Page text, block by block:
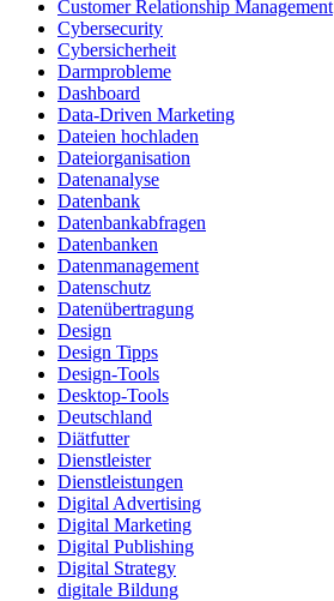
Customer Relationship Management
Cybersecurity
Cybersicherheit
Darmprobleme
Dashboard
Data-Driven Marketing
Dateien hochladen
Dateiorganisation
Datenanalyse
Datenbank
Datenbankabfragen
Datenbanken
Datenmanagement
Datenschutz
Datenübertragung
Design
Design Tipps
Design-Tools
Desktop-Tools
Deutschland
Diätfutter
Dienstleister
Dienstleistungen
Digital Advertising
Digital Marketing
Digital Publishing
Digital Strategy
digitale Bildung